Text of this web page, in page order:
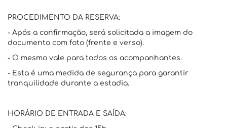
PROCEDIMENTO DA RESERVA:
- Após a confirmação, será solicitada a imagem do
documento com foto (frente e verso).
- O mesmo vale para todos os acompanhantes.
- Esta é uma medida de segurança para garantir
tranquilidade durante a estadia.
HORÁRIO DE ENTRADA E SAÍDA: